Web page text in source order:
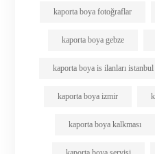
kaporta boya fotoğraflar
kaporta boya gebze
kaporta boya is ilanları istanbul
kaporta boya izmir
kaporta boya kalkması